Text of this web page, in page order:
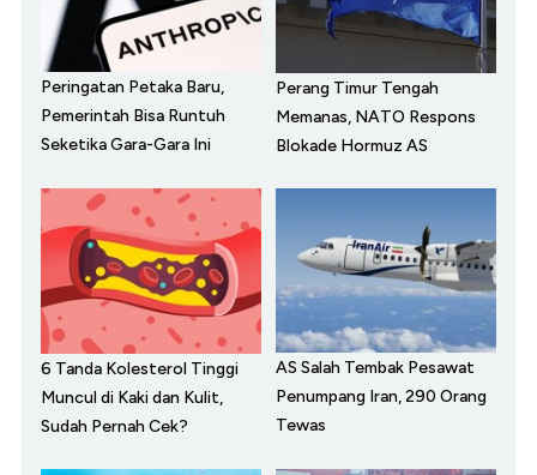
Peringatan Petaka Baru,
Pemerintah Bisa Runtuh
Seketika Gara-Gara Ini
Perang Timur Tengah
Memanas, NATO Respons
Blokade Hormuz AS
6 Tanda Kolesterol Tinggi
Muncul di Kaki dan Kulit,
Sudah Pernah Cek?
AS Salah Tembak Pesawat
Penumpang Iran, 290 Orang
Tewas